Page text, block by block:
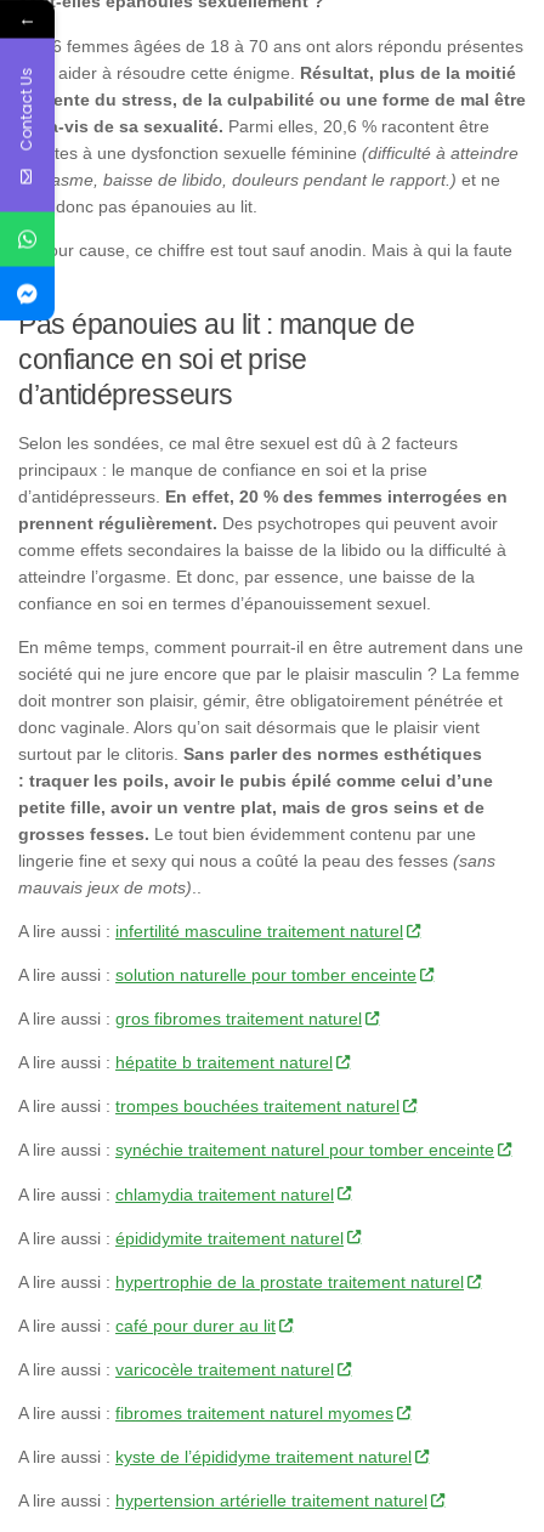
6 946 femmes âgées de 18 à 70 ans ont alors répondu présentes
pour aider à résoudre cette énigme. Résultat, plus de la moitié
ressente du stress, de la culpabilité ou une forme de mal être
vis-à-vis de sa sexualité. Parmi elles, 20,6 % racontent être
sujettes à une dysfonction sexuelle féminine (difficulté à atteindre
l’orgasme, baisse de libido, douleurs pendant le rapport.) et ne
sont donc pas épanouies au lit.
Et pour cause, ce chiffre est tout sauf anodin. Mais à qui la faute
Pas épanouies au lit : manque de
confiance en soi et prise
d’antidépresseurs
Selon les sondées, ce mal être sexuel est dû à 2 facteurs
principaux : le manque de confiance en soi et la prise
d’antidépresseurs. En effet, 20 % des femmes interrogées en
prennent régulièrement. Des psychotropes qui peuvent avoir
comme effets secondaires la baisse de la libido ou la difficulté à
atteindre l’orgasme. Et donc, par essence, une baisse de la
confiance en soi en termes d’épanouissement sexuel.
En même temps, comment pourrait-il en être autrement dans une
société qui ne jure encore que par le plaisir masculin ? La femme
doit montrer son plaisir, gémir, être obligatoirement pénétrée et
donc vaginale. Alors qu’on sait désormais que le plaisir vient
surtout par le clitoris. Sans parler des normes esthétiques
: traquer les poils, avoir le pubis épilé comme celui d’une
petite fille, avoir un ventre plat, mais de gros seins et de
grosses fesses. Le tout bien évidemment contenu par une
lingerie fine et sexy qui nous a coûté la peau des fesses (sans
mauvais jeux de mots)
A lire aussi : infertilité masculine traitement naturel
A lire aussi : solution naturelle pour tomber enceinte
A lire aussi : gros fibromes traitement naturel
A lire aussi : hépatite b traitement naturel
A lire aussi : trompes bouchées traitement naturel
A lire aussi : synéchie traitement naturel pour tomber enceinte
A lire aussi : chlamydia traitement naturel
A lire aussi : épididymite traitement naturel
A lire aussi : hypertrophie de la prostate traitement naturel
A lire aussi : café pour durer au lit
A lire aussi : varicocèle traitement naturel
A lire aussi : fibromes traitement naturel myomes
A lire aussi : kyste de l’épididyme traitement naturel
A lire aussi : hypertension artérielle traitement naturel
←
Contact Us